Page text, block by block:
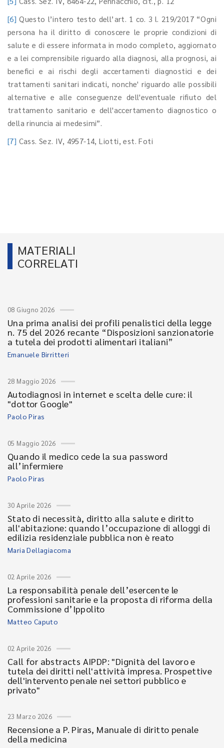
[6] Questo l’intero testo dell’art. 1 co. 3 l. 219/2017 “Ogni
persona ha il diritto di conoscere le proprie condizioni di
salute e di essere informata in modo completo, aggiornato
e a lei comprensibile riguardo alla diagnosi, alla prognosi, ai
benefici e ai rischi degli accertamenti diagnostici e dei
trattamenti sanitari indicati, nonche' riguardo alle possibili
alternative e alle conseguenze dell'eventuale rifiuto del
trattamento sanitario e dell'accertamento diagnostico o
della rinuncia ai medesimi”.
[7] Cass. Sez. IV, 4957-14, Liotti, est. Foti
MATERIALI
CORRELATI
08 Giugno 2026
Una prima analisi dei profili penalistici della legge
n. 75 del 2026 recante “Disposizioni sanzionatorie
a tutela dei prodotti alimentari italiani”
Emanuele Birritteri
28 Maggio 2026
Autodiagnosi in internet e scelta delle cure: il
"dottor Google"
Paolo Piras
05 Maggio 2026
Quando il medico cede la sua password
all’infermiere
Paolo Piras
30 Aprile 2026
Stato di necessità, diritto alla salute e diritto
all'abitazione: quando l’occupazione di alloggi di
edilizia residenziale pubblica non è reato
Maria Dellagiacoma
02 Aprile 2026
La responsabilità penale dell’esercente le
professioni sanitarie e la proposta di riforma della
Commissione d’Ippolito
Matteo Caputo
02 Aprile 2026
Call for abstracts AIPDP: "Dignità del lavoro e
tutela dei diritti nell'attività impresa. Prospettive
dell'intervento penale nei settori pubblico e
privato"
23 Marzo 2026
Recensione a P. Piras, Manuale di diritto penale
della medicina